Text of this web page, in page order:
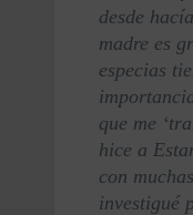
desde
madre es
especias
que me
hice a
con
investigué